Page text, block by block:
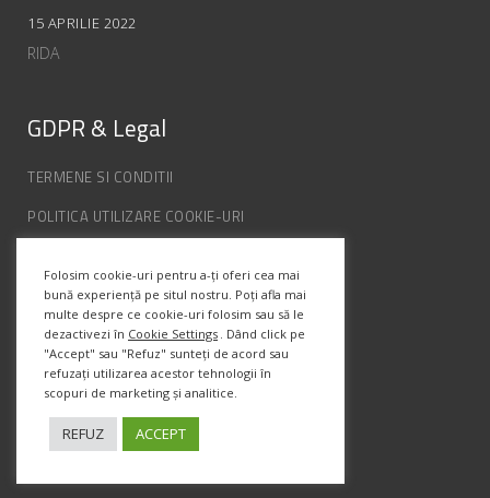
15 APRILIE 2022
RIDA
GDPR & Legal
TERMENE SI CONDITII
POLITICA UTILIZARE COOKIE-URI
ANPC
Info Contact
Str. Semenic, Nr.1, Ap.5, Timisoara.
Telefon:(+4) 0747 066 701
Folosim cookie-uri pentru a-ți oferi cea mai
bună experiență pe situl nostru. Poți afla mai
multe despre ce cookie-uri folosim sau să le
dezactivezi în Cookie Settings . Dând click pe
"Accept" sau "Refuz" sunteți de acord sau
refuzați utilizarea acestor tehnologii în
scopuri de marketing și analitice.
REFUZ ACCEPT